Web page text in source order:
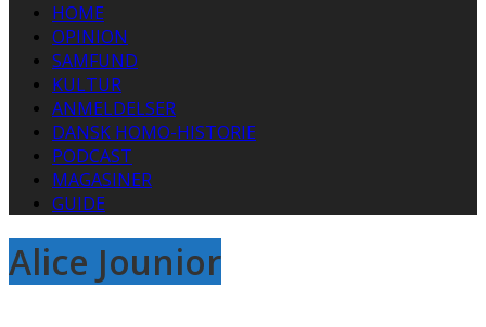
HOME
OPINION
SAMFUND
KULTUR
ANMELDELSER
DANSK HOMO-HISTORIE
PODCAST
MAGASINER
GUIDE
Alice Jounior